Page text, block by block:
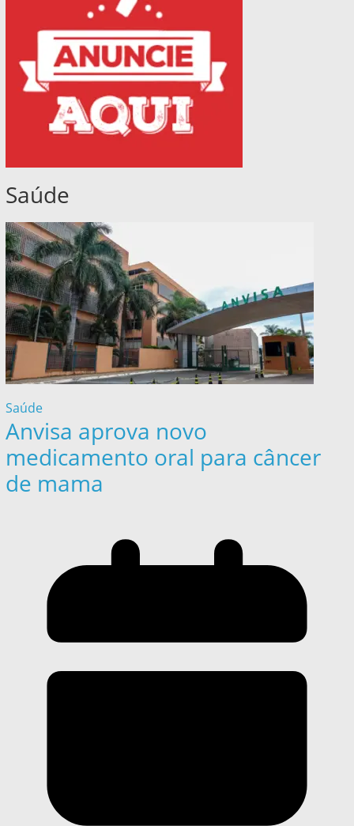
Saúde
Saúde
Anvisa aprova novo
medicamento oral para câncer
de mama